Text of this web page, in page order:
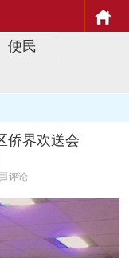
便民
侨界欢送会
评论